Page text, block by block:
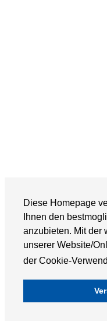
Diese Homepage
Ihnen den
anzubieten. Mit der
unserer Website/
der Cookie-